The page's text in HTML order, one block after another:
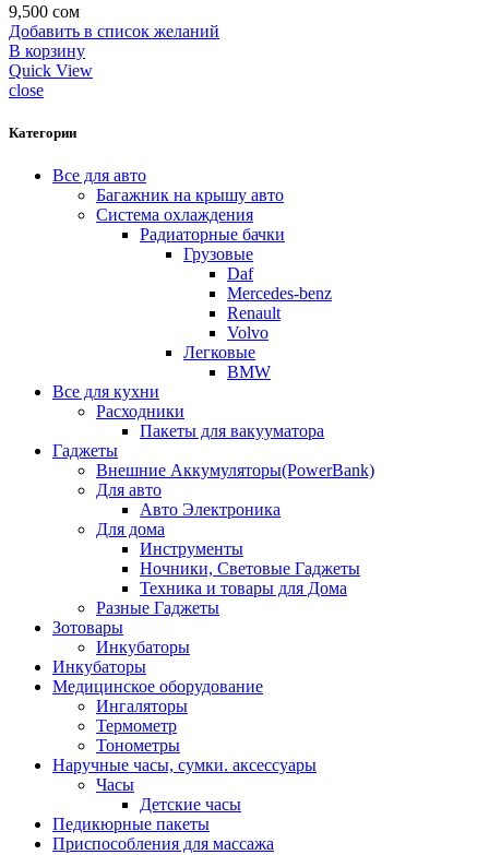
9,500 сом
Добавить в список желаний
В корзину
Quick View
close
Категории
Все для авто
Багажник на крышу авто
Система охлаждения
Радиаторные бачки
Грузовые
Daf
Mercedes-benz
Renault
Volvo
Легковые
BMW
Все для кухни
Расходники
Пакеты для вакууматора
Гаджеты
Внешние Аккумуляторы(PowerBank)
Для авто
Авто Электроника
Для дома
Инструменты
Ночники, Световые Гаджеты
Техника и товары для Дома
Разные Гаджеты
Зотовары
Инкубаторы
Инкубаторы
Медицинское оборудование
Ингаляторы
Термометр
Тонометры
Наручные часы, сумки. аксессуары
Часы
Детские часы
Педикюрные пакеты
Приспособления для массажа